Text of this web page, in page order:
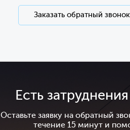
Заказать обратный звонок
Есть
Оставьте заявку на обратный
течение 15 минут и